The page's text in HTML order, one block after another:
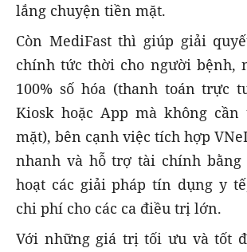
lắng chuyện tiền mặt.
Còn MediFast thì giúp giải
chính tức thời cho người bệnh,
100% số hóa (thanh toán trực
Kiosk hoặc App mà không
mặt), bên cạnh việc tích hợp
nhanh và hỗ trợ tài chính
hoạt các giải pháp tín dụng y
chi phí cho các ca điều trị lớn.
Với những giá trị tối ưu và tốt